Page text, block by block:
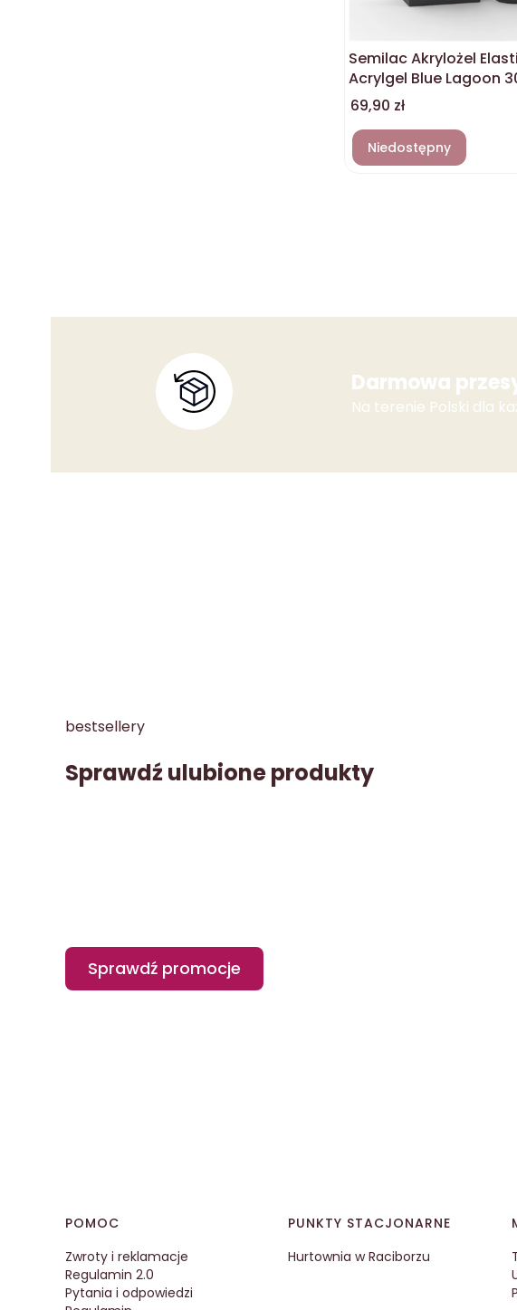
Semilac Akrylożel
Acrylgel Blue Lagoon
Cena
69,90 zł
Niedostępny
Darmowa
Na terenie Polski dla
bestsellery
Sprawdź ulubione produkty
Sprawdź promocje
Linki w stopce
POMOC
Zwroty i reklamacje
Regulamin 2.0
Pytania i odpowiedzi
PUNKTY STACJONARNE
Hurtownia w Raciborzu